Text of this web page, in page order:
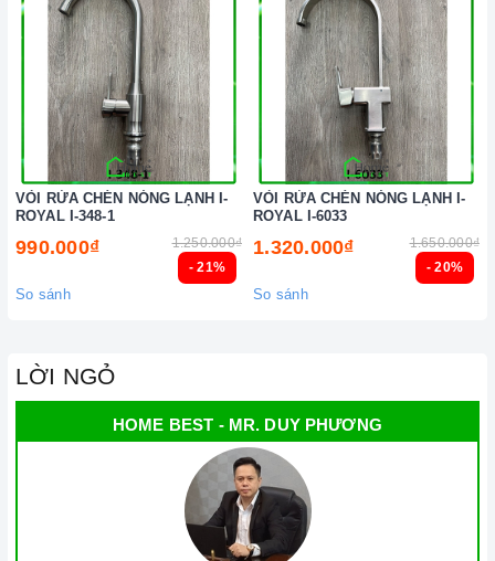
- 21%
VÒI RỬA CHÉN NÓNG LẠNH I-
ROYAL I-348-1
990.000₫ 1.250.000₫
So sánh
- 20%
VÒI RỬA CHÉN NÓNG LẠNH I-
ROYAL I-6033
1.320.000₫ 1.650.000₫
So sánh
LỜI NGỎ
HOME BEST - MR. DUY PHƯƠNG